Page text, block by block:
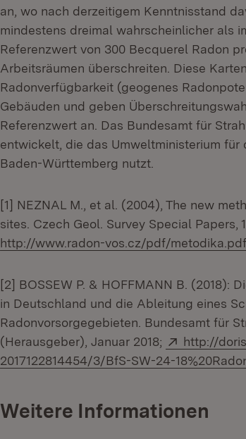
an, wo nach derzeitigem Kenntnisstand
mindestens dreimal wahrscheinlicher als
Referenzwert von 300 Becquerel Radon
Arbeitsräumen überschreiten. Diese
Radonverfügbarkeit (geogenes
Gebäuden und geben
Referenzwert an. Das Bundesamt für
entwickelt, die das Umweltministerium
Baden-Württemberg nutzt.
[1] NEZNAL M., et al. (2004), The new
sites. Czech Geol. Survey Special Papers,
http://www.radon-vos.cz/pdf/metodika.pdf
[2] BOSSEW P. & HOFFMANN B. (2018):
in Deutschland und die Ableitung eines
Radonvorsorgegebieten. Bundesamt für
(Herausgeber), Januar 2018;
Extern:
http://
2017122814454/3/BfS-SW-24-
Weitere Informationen